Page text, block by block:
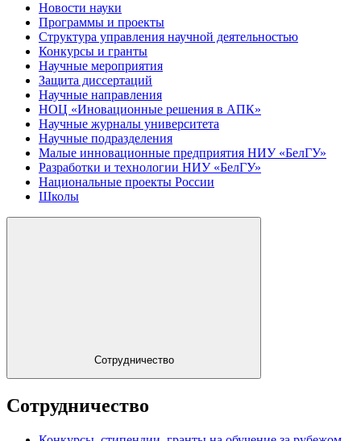
Новости науки
Программы и проекты
Структура управления научной деятельностью
Конкурсы и гранты
Научные мероприятия
Защита диссертаций
Научные направления
НОЦ «Иновационные решения в АПК»
Научные журналы университета
Научные подразделения
Малые инновационные предприятия НИУ «БелГУ»
Разработки и технологии НИУ «БелГУ»
Национальные проекты России
Школы
Сотрудничество
Сотрудничество